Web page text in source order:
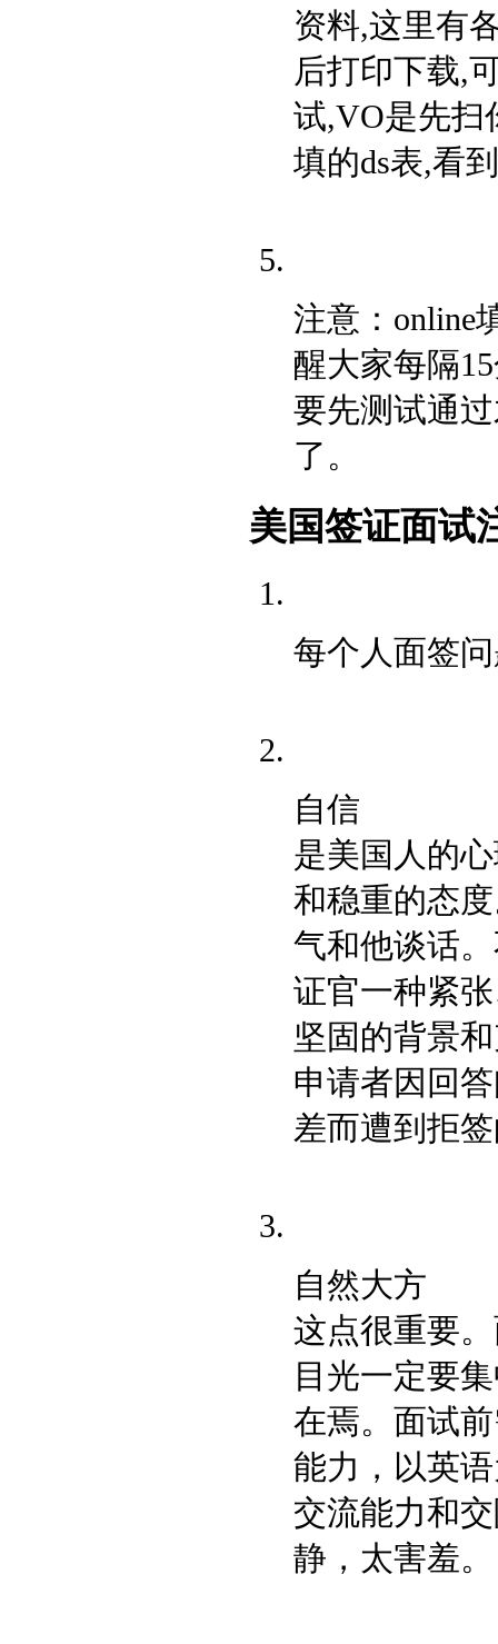
资料,这里有
后打印下载,
试,VO是先扫
填的ds表,看
注意：online
醒大家每隔
要先测试通
了。
美国签证面试
每个人面签
自信
是美国人的
和稳重的态
气和他谈话
证官一种紧
坚固的背景
申请者因回
差而遭到拒
自然大方
这点很重要
目光一定要
在焉。面试
能力，以英
交流能力和
静，太害羞。